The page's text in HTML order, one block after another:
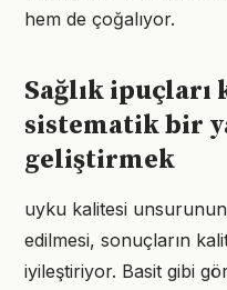
hem de çoğalıyor.
Sağlık ipuçları
sistematik bir
geliştirmek
uyku kalitesi
edilmesi, sonuçların
iyileştiriyor. Basit gibi